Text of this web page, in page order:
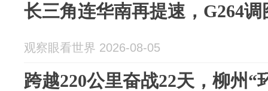
长三角连华南再提速，G264
观察眼看世界 2026-08-05
跨越220公里奋战22天，柳州“